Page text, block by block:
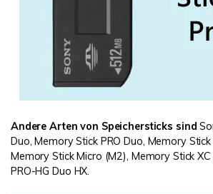
Andere Arten von Speichersticks sind
Duo, Memory Stick PRO Duo, Memory Stick
Memory Stick Micro (M2), Memory Stick
PRO-HG Duo HX.